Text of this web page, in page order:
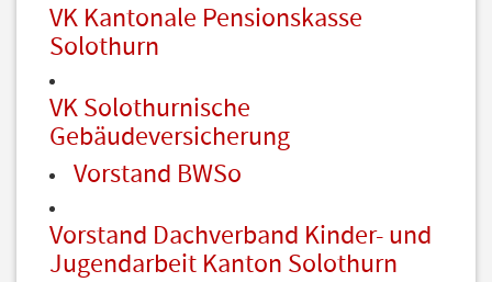
VK Kantonale Pensionskasse
Solothurn
VK Solothurnische
Gebäudeversicherung
Vorstand BWSo
Vorstand Dachverband Kinder- und
Jugendarbeit Kanton Solothurn